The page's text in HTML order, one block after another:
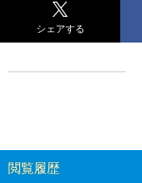
シェアする
閲覧履歴